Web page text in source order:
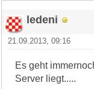
ledeni
21.09.2013, 09:16
Es geht
Server liegt.....